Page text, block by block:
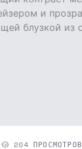
204 ПРОСМОТРОВ